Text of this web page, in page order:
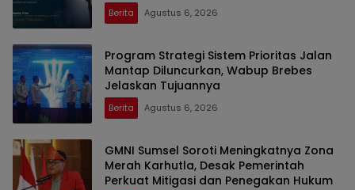
Berita Agustus 6, 2026
Program Strategi Sistem Prioritas Jalan
Mantap Diluncurkan, Wabup Brebes
Jelaskan Tujuannya
Berita Agustus 6, 2026
GMNI Sumsel Soroti Meningkatnya Zona
Merah Karhutla, Desak Pemerintah
Perkuat Mitigasi dan Penegakan Hukum